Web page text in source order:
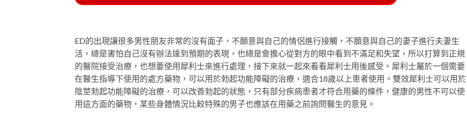
ED的出現讓很多男性朋友非常的沒有面子，不願意與自己的情侶進行接觸，不願意與自己的妻子進行夫妻生
活，總是害怕自己沒有辦法達到預期的表現，也總是會擔心從對方的眼中看到不滿足和失望，所以打算到正規
的醫院接受治療，也想要使用犀利士來進行處理，接下來就一起來看看犀利士用後感受。犀利士屬於一個需要
在醫生指導下使用的處方藥物，可以用於勃起功能障礙的治療，適合18歲以上患者使用。雙效犀利士可以用於
陰莖勃起功能障礙的治療，可以改善勃起的狀態，只有部分疾病患者才符合用藥的條件，健康的男性不可以使
用這方面的藥物，某些身體情況比較特殊的男子也應該在用藥之前詢問醫生的意見。